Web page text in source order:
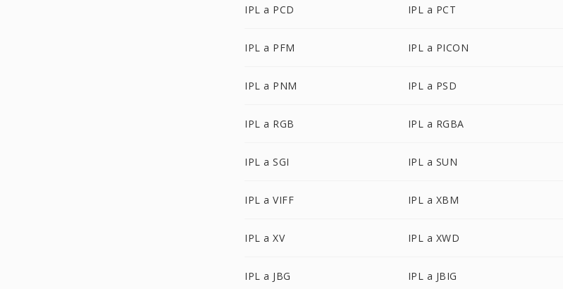
IPL a PCD IPL a PCT
IPL a PFM IPL a PICON
IPL a PNM IPL a PSD
IPL a RGB IPL a RGBA
IPL a SGI IPL a SUN
IPL a VIFF IPL a XBM
IPL a XV IPL a XWD
IPL a JBG IPL a JBIG